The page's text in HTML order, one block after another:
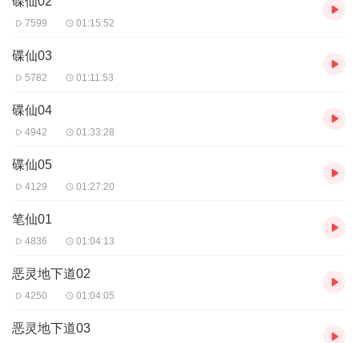
7599 01:15:52
碟仙03
5782 01:11:53
碟仙04
4942 01:33:28
碟仙05
4129 01:27:20
笔仙01
4836 01:04:13
恶灵地下道02
4250 01:04:05
恶灵地下道03